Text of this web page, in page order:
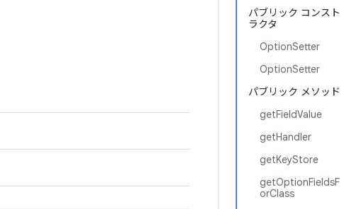
パブリック コンスト
ラクタ
OptionSetter
OptionSetter
パブリック メソッド
getFieldValue
getHandler
getKeyStore
getOptionFieldsF
orClass